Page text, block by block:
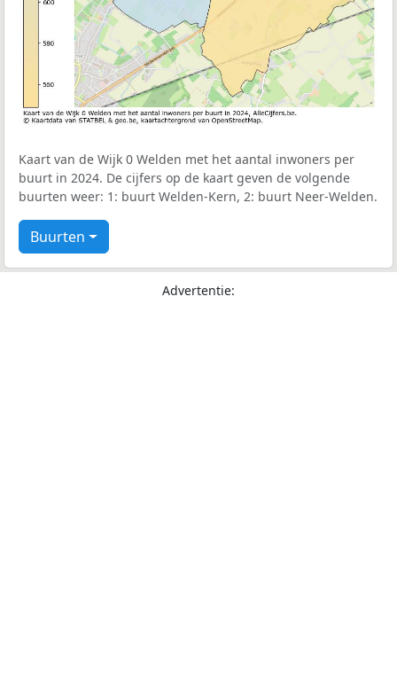
Kaart van de Wijk 0 Welden met het aantal inwoners per
buurt in 2024. De cijfers op de kaart geven de volgende
buurten weer: 1: buurt Welden-Kern, 2: buurt Neer-Welden.
Buurten
Advertentie: